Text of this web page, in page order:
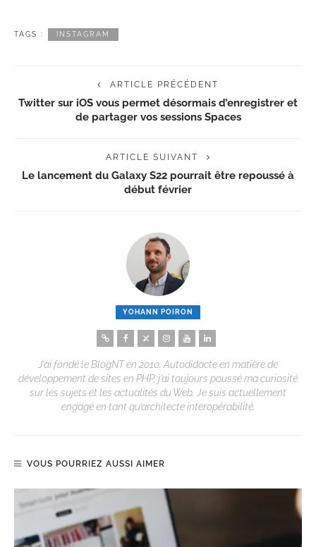
TAGS : INSTAGRAM
ARTICLE PRÉCÉDENT
Twitter sur iOS vous permet désormais d’enregistrer et
de partager vos sessions Spaces
ARTICLE SUIVANT
Le lancement du Galaxy S22 pourrait être repoussé à
début février
YOHANN POIRON
J’ai fondé le BlogNT en 2010. Autodidacte en matière de
développement de sites en PHP, j’ai toujours poussé ma curiosité
sur les sujets et les actualités du Web. Je suis actuellement
engagé en tant qu’architecte interopérabilité.
VOUS POURRIEZ AUSSI AIMER